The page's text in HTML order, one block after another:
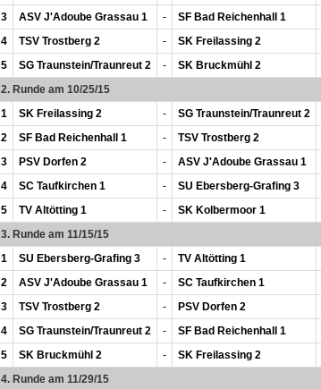
3
ASV J'Adoube Grassau 1 - SF Bad Reichenhall 1
4
TSV Trostberg 2 - SK Freilassing 2
5
SG Traunstein/Traunreut 2 - SK Bruckmühl 2
2. Runde am 10/25/15
1
SK Freilassing 2 - SG Traunstein/Traunreut 2
2
SF Bad Reichenhall 1 - TSV Trostberg 2
3
PSV Dorfen 2 - ASV J'Adoube Grassau 1
4
SC Taufkirchen 1 - SU Ebersberg-Grafing 3
5
TV Altötting 1 - SK Kolbermoor 1
3. Runde am 11/15/15
1
SU Ebersberg-Grafing 3 - TV Altötting 1
2
ASV J'Adoube Grassau 1 - SC Taufkirchen 1
3
TSV Trostberg 2 - PSV Dorfen 2
4
SG Traunstein/Traunreut 2 - SF Bad Reichenhall 1
5
SK Bruckmühl 2 - SK Freilassing 2
4. Runde am 11/29/15